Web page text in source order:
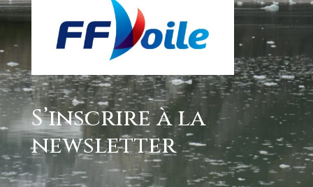
S’inscrire à la
newsletter